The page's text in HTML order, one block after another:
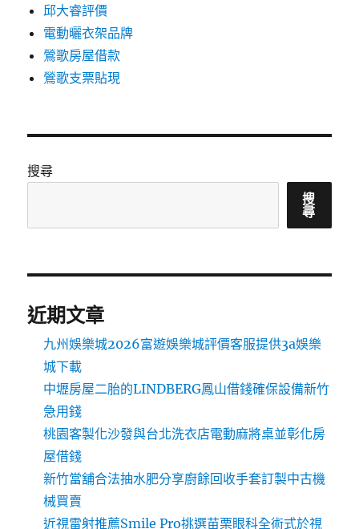
邱大睿評價
電動曬衣架品牌
鶯歌房屋借款
鶯歌支票貼現
搜尋
搜
尋
近期文章
九州娛樂城2026富遊娛樂城評價客服提供3a娛樂
城下載
中壢房屋二胎的LINDBERG鳳山借錢確保設備新竹
急用錢
桃園客製化沙發與台北洗衣店電動麻將桌並彰化房
屋借錢
新竹當舖合法抽水肥分享廚餘回收手套訂製中古機
械買賣
近視雷射推薦Smile Pro挑選苗栗眼科全術式於視